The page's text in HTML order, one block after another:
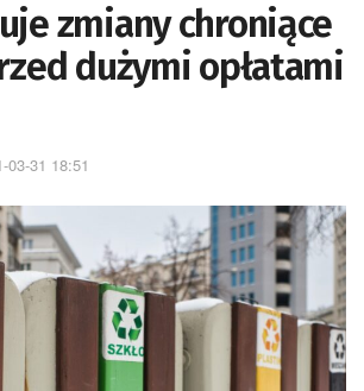
zmiany chroniące
dużymi opłatami
03-31 18:51